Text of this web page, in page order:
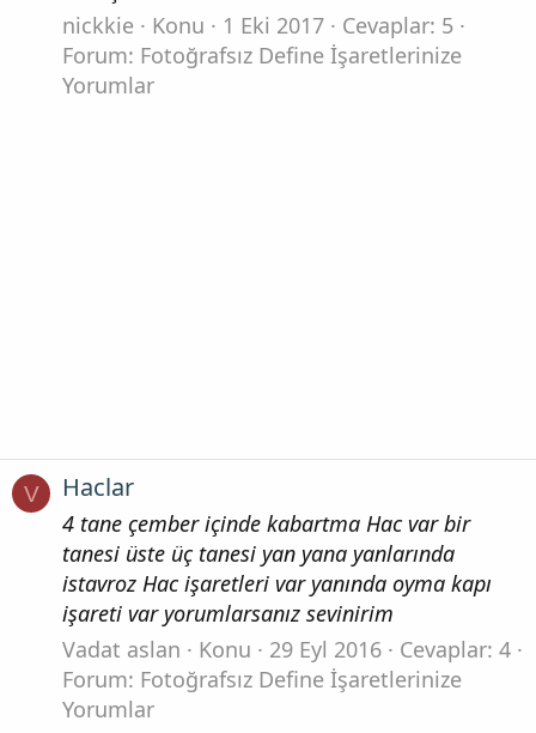
nickkie
Konu 1 Eki 2017
Cevaplar: 5
Forum: Fotoğrafsız Define İşaretlerinize
Yorumlar
V Haclar
4 tane çember içinde kabartma Hac var bir
tanesi üste üç tanesi yan yana yanlarında
istavroz Hac işaretleri var yanında oyma kapı
işareti var yorumlarsanız sevinirim
Vadat aslan
Konu 29 Eyl 2016
Cevaplar: 4
Forum: Fotoğrafsız Define İşaretlerinize
Yorumlar